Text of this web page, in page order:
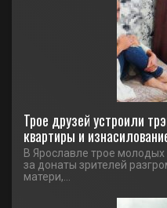
Трое друзей устроили
квартиры и
В Ярославле трое
за донаты зрителей
матери,...